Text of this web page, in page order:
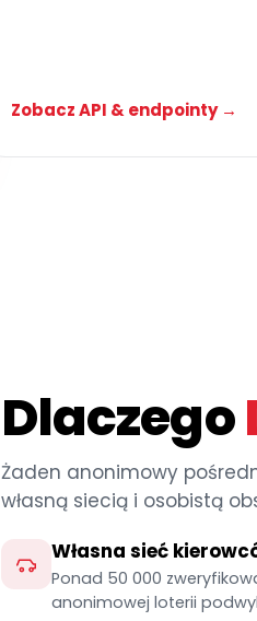
Zobacz API & endpointy →
Dlaczego
Żaden anonimowy
własną siecią i osobistą
Własna sieć
Ponad 50 000
anonimowej loterii